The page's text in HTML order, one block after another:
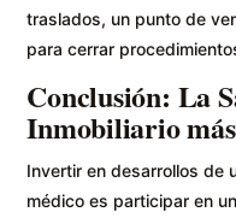
traslados, un punto de
para cerrar
Conclusión: La
Inmobiliario
Invertir en desarrollos de
médico es participar en